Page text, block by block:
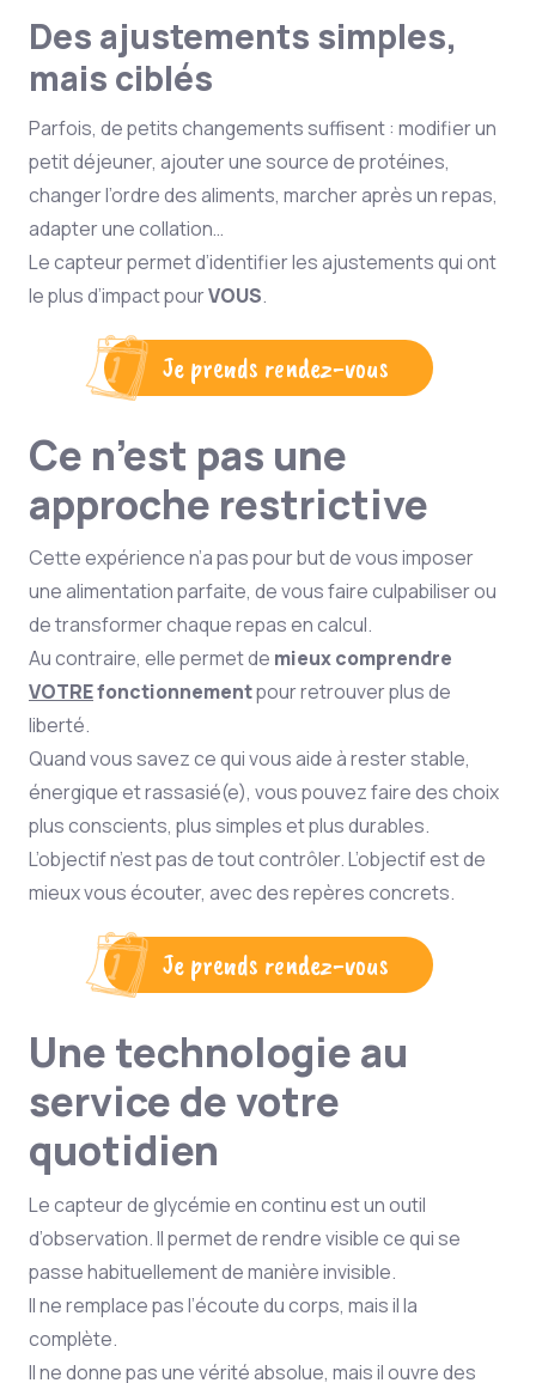
Des ajustements simples,
mais ciblés
Parfois, de petits changements suffisent : modifier un
petit déjeuner, ajouter une source de protéines,
changer l’ordre des aliments, marcher après un repas,
adapter une collation…
Le capteur permet d’identifier les ajustements qui ont
le plus d’impact pourVOUS.
Je prends rendez-vous
Ce n’est pas une
approche restrictive
Cette expérience n’a pas pour but de vous imposer
une alimentation parfaite, de vous faire culpabiliser ou
de transformer chaque repas en calcul.
Au contraire, elle permet de mieux comprendre
VOTREfonctionnementpour retrouver plus de
liberté.
Quand vous savez ce qui vous aide à rester stable,
énergique et rassasié(e), vous pouvez faire des choix
plus conscients, plus simples et plus durables.
L’objectif n’est pas de tout contrôler. L’objectif est de
mieux vous écouter, avec des repères concrets.
Je prends rendez-vous
Une technologie au
service de votre
quotidien
Le capteur de glycémie en continu est un outil
d’observation. Il permet de rendre visible ce qui se
passe habituellement de manière invisible.
Il ne remplace pas l’écoute du corps, mais il la
complète.
Il ne donne pas une vérité absolue, mais il ouvre des